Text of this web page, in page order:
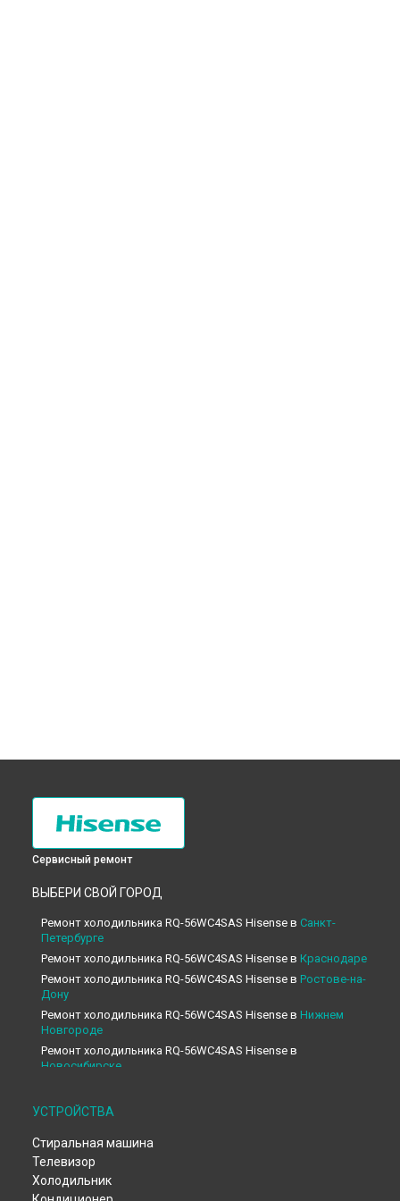
Сервисный ремонт
ВЫБЕРИ СВОЙ ГОРОД
Ремонт холодильника RQ-56WC4SAS Hisense в Санкт-
Петербурге
Ремонт холодильника RQ-56WC4SAS Hisense в Краснодаре
Ремонт холодильника RQ-56WC4SAS Hisense в Ростове-на-
Дону
Ремонт холодильника RQ-56WC4SAS Hisense в Нижнем
Новгороде
Ремонт холодильника RQ-56WC4SAS Hisense в
Новосибирске
Ремонт холодильника RQ-56WC4SAS Hisense в
Ремонт холодильника RQ-56WC4SAS Hisense в
Ремонт холодильника RQ-56WC4SAS Hisense в
Ремонт холодильника RQ-56WC4SAS Hisense в
УСТРОЙСТВА
Стиральная машина
Телевизор
Холодильник